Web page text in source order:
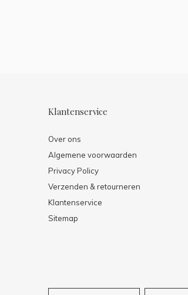
Klantenservice
Over ons
Algemene voorwaarden
Privacy Policy
Verzenden & retourneren
Klantenservice
Sitemap